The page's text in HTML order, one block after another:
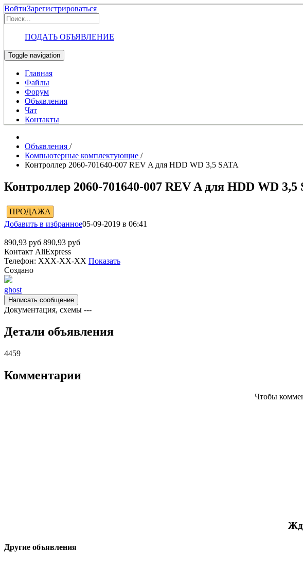
ВойтиЗарегистрироваться
ПОДАТЬ ОБЪЯВЛЕНИЕ
Toggle navigation
Главная
Файлы
Форум
Объявления
Чат
Контакты
Объявления /
Компьютерные комплектующие /
Контроллер 2060-701640-007 REV A для HDD WD 3,5 SATA
Контроллер 2060-701640-007 REV A для HDD WD 3,5
ПРОДАЖА
Добавить в избранное05-09-2019 в 06:41
890,93 руб 890,93 руб
Контакт AliExpress
Телефон: XXX-XX-XX Показать
Создано
ghost
Написать сообщение
Документация, схемы ---
Детали объявления
4459
Комментарии
Чтобы
Другие объявления